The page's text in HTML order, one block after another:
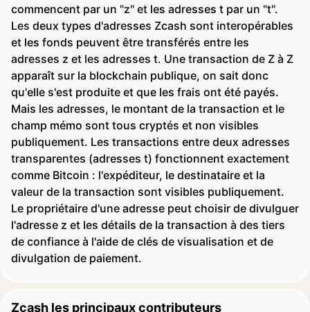
commencent par un "z" et les adresses t par un "t".
Les deux types d'adresses Zcash sont interopérables
et les fonds peuvent être transférés entre les
adresses z et les adresses t. Une transaction de Z à Z
apparaît sur la blockchain publique, on sait donc
qu'elle s'est produite et que les frais ont été payés.
Mais les adresses, le montant de la transaction et le
champ mémo sont tous cryptés et non visibles
publiquement. Les transactions entre deux adresses
transparentes (adresses t) fonctionnent exactement
comme Bitcoin : l'expéditeur, le destinataire et la
valeur de la transaction sont visibles publiquement.
Le propriétaire d'une adresse peut choisir de divulguer
l'adresse z et les détails de la transaction à des tiers
de confiance à l'aide de clés de visualisation et de
divulgation de paiement.
Zcash les principaux contributeurs